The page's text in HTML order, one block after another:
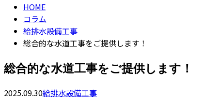
HOME
コラム
給排水設備工事
総合的な水道工事をご提供します！
総合的な水道工事をご提供します！
2025.09.30給排水設備工事